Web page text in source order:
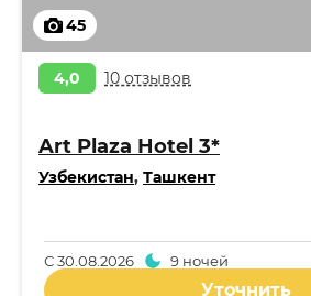
45
4,0 10 отзывов
Art Plaza Hotel 3*
Узбекистан, Ташкент
С30.08.2026 9 ночей
Уточнить